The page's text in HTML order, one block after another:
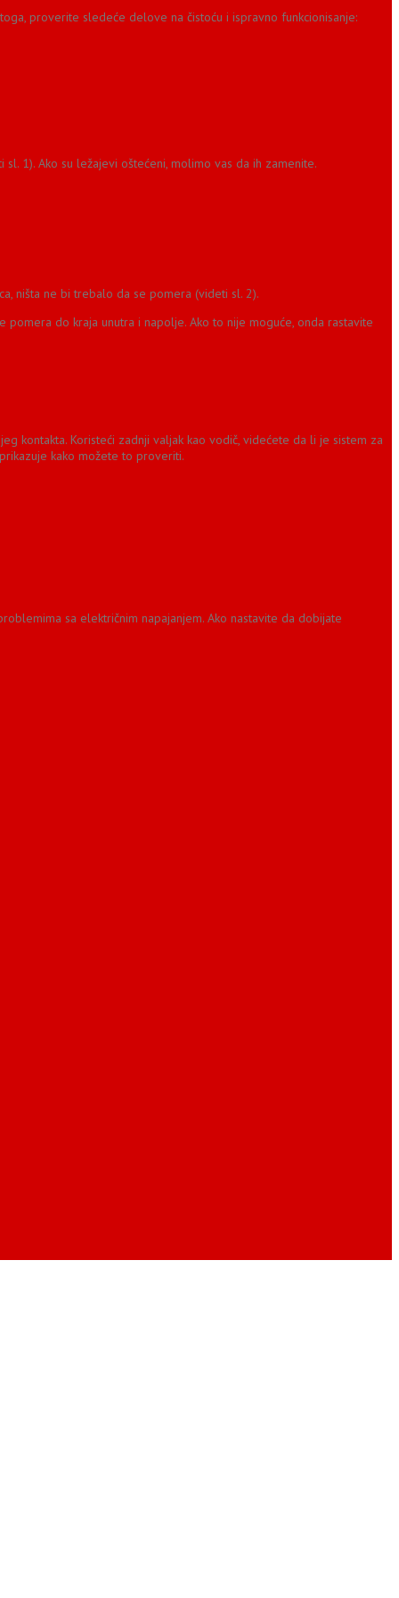
proverite sledeće delove na čistoću i ispravno funkcionisanje:
1). Ako su ležajevi oštećeni, molimo vas da ih zamenite.
ništa ne bi trebalo da se pomera (videti sl. 2).
do kraja unutra i napolje. Ako to nije moguće, onda rastavite
kontakta. Koristeći zadnji valjak kao vodič, videćete da li je sistem za
kako možete to proveriti.
sa električnim napajanjem. Ako nastavite da dobijate